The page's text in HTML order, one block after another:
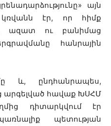
այն
էր, որ հիմք
ազատ ու բանիմաց
հանրային
և, ընդհանրապես,
արգելված հավաք ԽՍՀՄ
դիտարկվում էր
պետության